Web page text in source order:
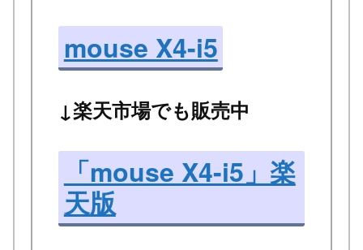
mouse X4-i5
↓楽天市場でも販売中
「mouse X4-i5」楽
天版